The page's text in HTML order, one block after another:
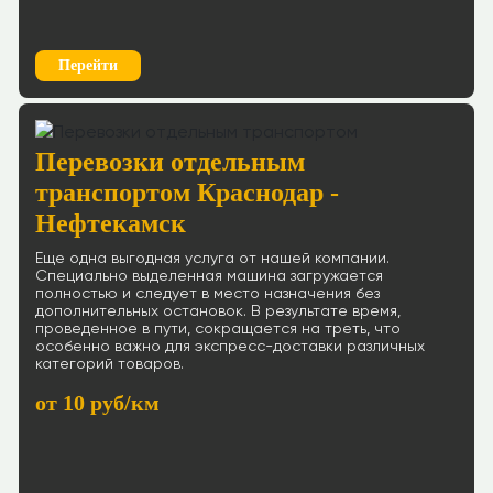
Перейти
Перевозки отдельным
транспортом Краснодар -
Нефтекамск
Еще одна выгодная услуга от нашей компании.
Специально выделенная машина загружается
полностью и следует в место назначения без
дополнительных остановок. В результате время,
проведенное в пути, сокращается на треть, что
особенно важно для экспресс-доставки различных
категорий товаров.
от 10 руб/км